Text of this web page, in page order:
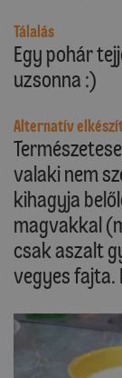
Tálalás
Egy pohár
uzsonna :)
Alternatív
valaki nem
kihagyja
magvakkal
csak aszalt
vegyes fajta.